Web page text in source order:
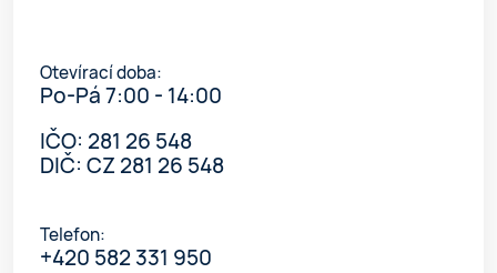
Otevírací doba:
Po-Pá 7:00 - 14:00
IČO: 281 26 548
DIČ: CZ 281 26 548
Telefon:
+420 582 331 950